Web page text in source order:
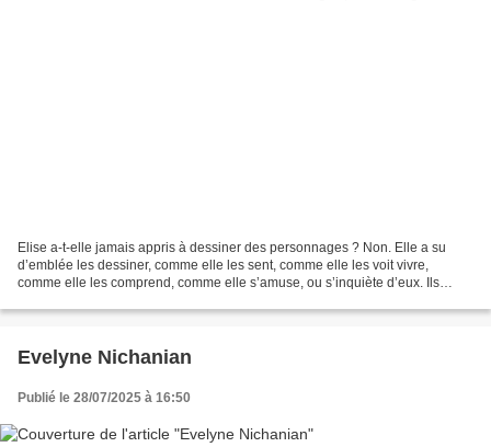
Elise a-t-elle jamais appris à dessiner des personnages ? Non. Elle a su
d’emblée les dessiner, comme elle les sent, comme elle les voit vivre,
comme elle les comprend, comme elle s’amuse, ou s’inquiète d’eux. Ils
Evelyne Nichanian
Publié le 28/07/2025 à 16:50